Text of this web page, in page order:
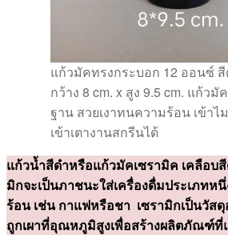
แก้วมัคทรงกระบอก 12 ออนซ์ สี
กว้าง 8 cm. x สูง 9.5 cm. แก้วมั
ฐาน สวยเงาทนความร้อน เข้าไ
เข้าเตางานสกรีนได้
แก้วน้ำสีดำหรือแก้วมัคเซรามิค เคลือบ
มิกจะเป็นภาชนะใส่เครื่องดื่มประเภทห
ร้อน เช่น กาแฟหรือชา เซรามิกเป็นวัส
ถูกเผาที่อุณหภูมิสูงเพื่อสร้างผลิตภัณฑ์